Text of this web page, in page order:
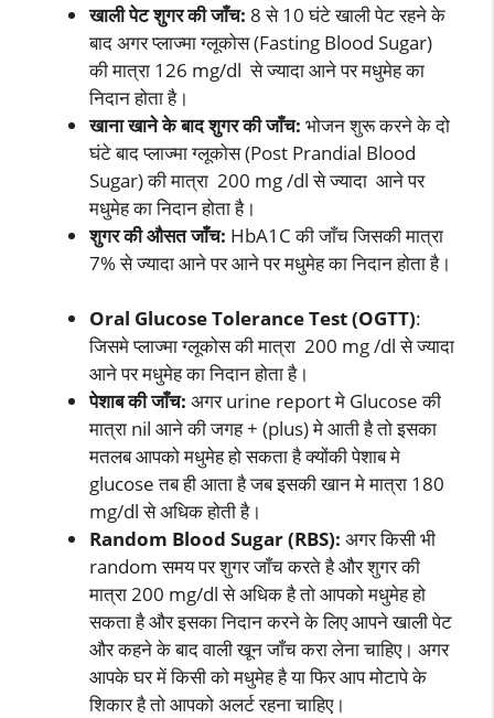
खाली पेट शुगर की जाँच: 8 से 10 घंटे खाली पेट रहने के
बाद अगर प्लाज्मा ग्लूकोस (Fasting Blood Sugar)
की मात्रा 126 mg/dl से ज्यादा आने पर मधुमेह का
निदान होता है।
खाना खाने के बाद शुगर की जाँच: भोजन शुरू करने के दो
घंटे बाद प्लाज्मा ग्लूकोस (Post Prandial Blood
Sugar) की मात्रा 200 mg /dl से ज्यादा आने पर
मधुमेह का निदान होता है।
शुगर की औसत जाँच: HbA1C की जाँच जिसकी मात्रा
7% से ज्यादा आने पर आने पर मधुमेह का निदान होता है।
Oral Glucose Tolerance Test (OGTT):
जिसमे प्लाज्मा ग्लूकोस की मात्रा 200 mg /dl से ज्यादा
आने पर मधुमेह का निदान होता है।
पेशाब की जाँच: अगर urine report मे Glucose की
मात्रा nil आने की जगह + (plus) मे आती है तो इसका
मतलब आपको मधुमेह हो सकता है क्योंकी पेशाब मे
glucose तब ही आता है जब इसकी खान मे मात्रा 180
mg/dl से अधिक होती है।
Random Blood Sugar (RBS): अगर किसी भी
random समय पर शुगर जाँच करते है और शुगर की
मात्रा 200 mg/dl से अधिक है तो आपको मधुमेह हो
सकता है और इसका निदान करने के लिए आपने खाली पेट
और कहने के बाद वाली खून जाँच करा लेना चाहिए। अगर
आपके घर में किसी को मधुमेह है या फिर आप मोटापे के
शिकार है तो आपको अलर्ट रहना चाहिए।